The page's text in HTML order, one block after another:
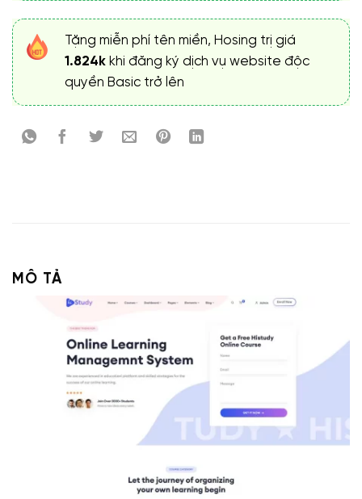
Tặng miễn phí tên miền, Hosing trị giá
1.824k khi đăng ký dịch vụ website độc
quyền Basic trở lên
MÔ TẢ